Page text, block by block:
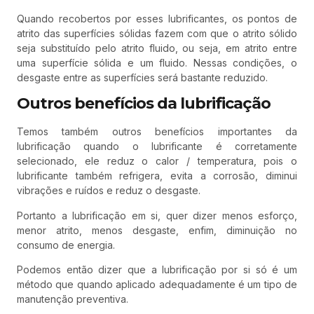
Quando recobertos por esses lubrificantes, os pontos de
atrito das superfícies sólidas fazem com que o atrito sólido
seja substituído pelo atrito fluido, ou seja, em atrito entre
uma superfície sólida e um fluido. Nessas condições, o
desgaste entre as superfícies será bastante reduzido.
Outros benefícios da lubrificação
Temos também outros benefícios importantes da
lubrificação quando o lubrificante é corretamente
selecionado, ele reduz o calor / temperatura, pois o
lubrificante também refrigera, evita a corrosão, diminui
vibrações e ruídos e reduz o desgaste.
Portanto a lubrificação em si, quer dizer menos esforço,
menor atrito, menos desgaste, enfim, diminuição no
consumo de energia.
Podemos então dizer que a lubrificação por si só é um
método que quando aplicado adequadamente é um tipo de
manutenção preventiva.